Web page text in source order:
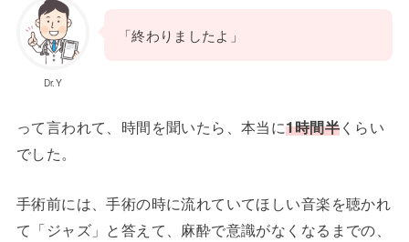
Dr.Y
「終わりましたよ」
って言われて、時間を聞いたら、本当に1時間半くらい
でした。
手術前には、手術の時に流れていてほしい音楽を聴かれ
て「ジャズ」と答えて、麻酔で意識がなくなるまでの、